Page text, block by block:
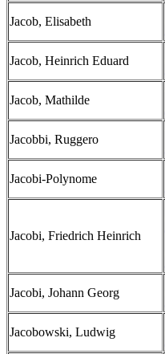
Jacob, Elisabeth
Jacob, Heinrich Eduard
Jacob, Mathilde
Jacobbi, Ruggero
Jacobi-Polynome
Jacobi, Friedrich Heinrich
Jacobi, Johann Georg
Jacobowski, Ludwig